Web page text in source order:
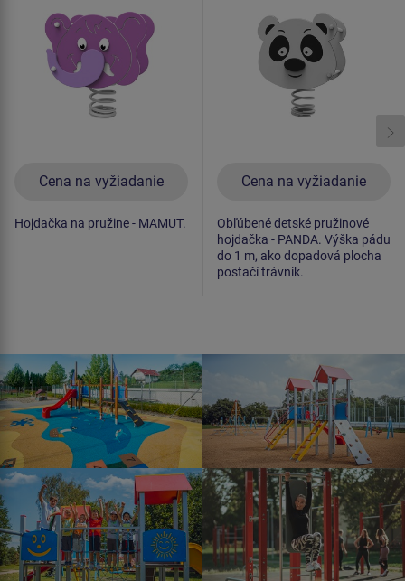
Cena na vyžiadanie
Hojdačka na pružine - MAMUT.
Cena na vyžiadanie
Obľúbené detské pružinové
hojdačka - PANDA. Výška pádu
do 1 m, ako dopadová plocha
postačí trávnik.